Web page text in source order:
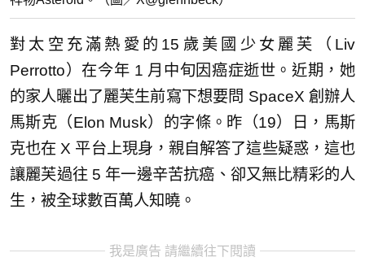
對太空充滿熱愛的15歲美國少女麗芙（Liv
Perrotto）在今年 1 月中旬因癌症逝世。近期，她
的家人曬出了麗芙生前寫下想要問 SpaceX 創辦人
馬斯克（Elon Musk）的字條。昨（19）日，馬斯
克也在 X 平台上現身，親自解答了這些疑惑，這也
讓麗芙過往 5 年一邊辛苦抗癌、卻又無比精彩的人
生，被全球數百萬人知曉。
我是廣告 請繼續往下閱讀